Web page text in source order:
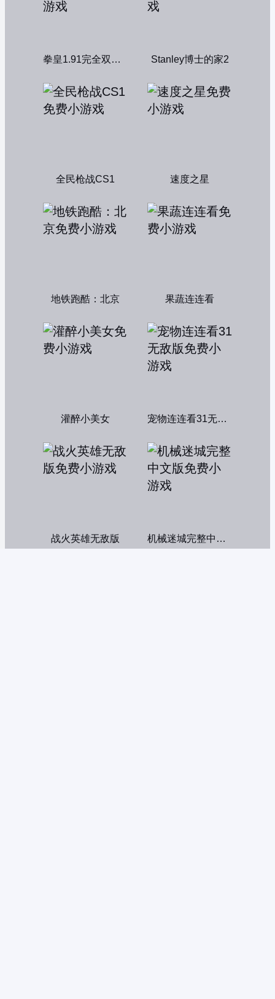
拳皇1.91完全双人版 Stanley博士的家2
全民枪战CS1 速度之星
地铁跑酷：北京 果蔬连连看
灌醉小美女 宠物连连看31无敌版
战火英雄无敌版 机械迷城完整中文版